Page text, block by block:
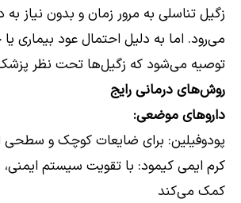
زگیل تناسلی به مرور زمان و بدون نیاز به
می‌رود. اما به دلیل احتمال عود بیماری
توصیه می‌شود که زگیل‌ها تحت نظر
روش‌های درمانی رایج
داروهای موضعی:
پودوفیلین: برای ضایعات کوچک و سطحی
کرم ایمی کیمود: با تقویت سیستم
کمک می‌کند